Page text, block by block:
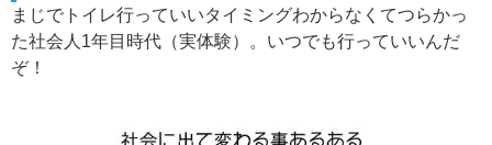
まじでトイレ行っていいタイミングわからなくてつらかっ
た社会人1年目時代（実体験）。いつでも行っていいんだ
ぞ！